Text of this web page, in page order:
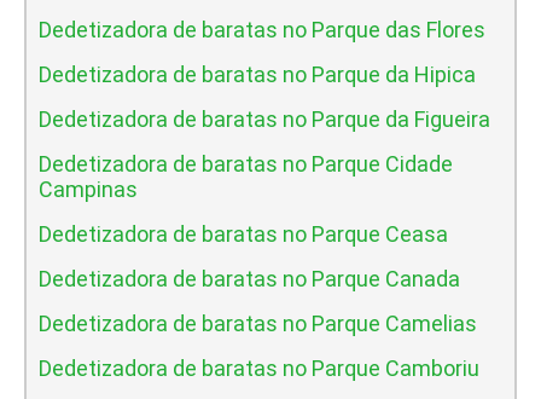
Dedetizadora de baratas no Parque das Flores
Dedetizadora de baratas no Parque da Hipica
Dedetizadora de baratas no Parque da Figueira
Dedetizadora de baratas no Parque Cidade
Campinas
Dedetizadora de baratas no Parque Ceasa
Dedetizadora de baratas no Parque Canada
Dedetizadora de baratas no Parque Camelias
Dedetizadora de baratas no Parque Camboriu